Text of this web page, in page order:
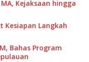
Kejaksaan hingga
Kesiapan Langkah
Bahas Program